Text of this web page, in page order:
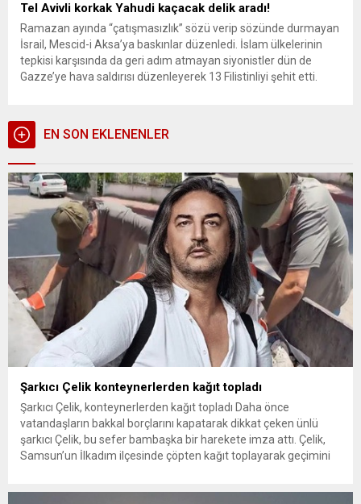
Tel Avivli korkak Yahudi kaçacak delik aradı!
Ramazan ayında “çatışmasızlık” sözü verip sözünde durmayan
İsrail, Mescid-i Aksa’ya baskınlar düzenledi. İslam ülkelerinin
tepkisi karşısında da geri adım atmayan siyonistler dün de
Gazze’ye hava saldırısı düzenleyerek 13 Filistinliyi şehit etti.
bombardıman esnasında yaşadıkları korku kamera
görüntülerine...
EN SON EKLENENLER
Şarkıcı Çelik konteynerlerden kağıt topladı
Şarkıcı Çelik, konteynerlerden kağıt topladı Daha önce
vatandaşların bakkal borçlarını kapatarak dikkat çeken ünlü
şarkıcı Çelik, bu sefer bambaşka bir harekete imza attı. Çelik,
Samsun’un İlkadım ilçesinde çöpten kağıt toplayarak geçimini